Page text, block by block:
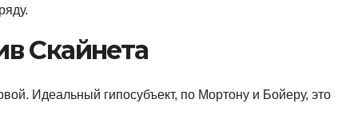
Скайнета
Идеальный гипосубъект, по Мортону и Бойеру, это